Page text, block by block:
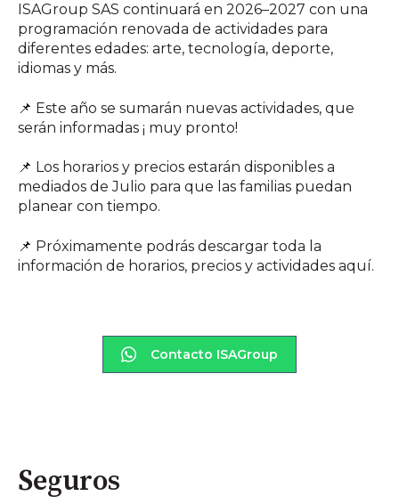
ISAGroup SAS continuará en 2026–2027 con una
programación renovada de actividades para
diferentes edades: arte, tecnología, deporte,
idiomas y más.
📌 Este año se sumarán nuevas actividades, que
serán informadas ¡ muy pronto!
📌 Los horarios y precios estarán disponibles a
mediados de Julio para que las familias puedan
planear con tiempo.
📌 Próximamente podrás descargar toda la
información de horarios, precios y actividades aquí.
Contacto ISAGroup
Seguros